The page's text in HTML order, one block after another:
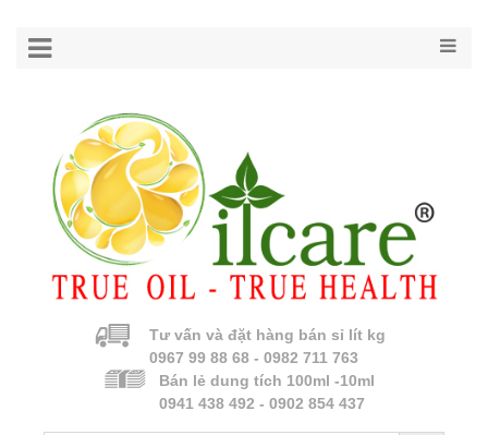
Tư vấn và đặt hàng bán sỉ lít kg
0967 99 88 68 - 0982 711 763
Bán lẻ dung tích 100ml -10ml
0941 438 492 - 0902 854 437